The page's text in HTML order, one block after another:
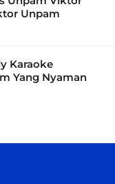
Unpam
Karaoke
Yang Nyaman